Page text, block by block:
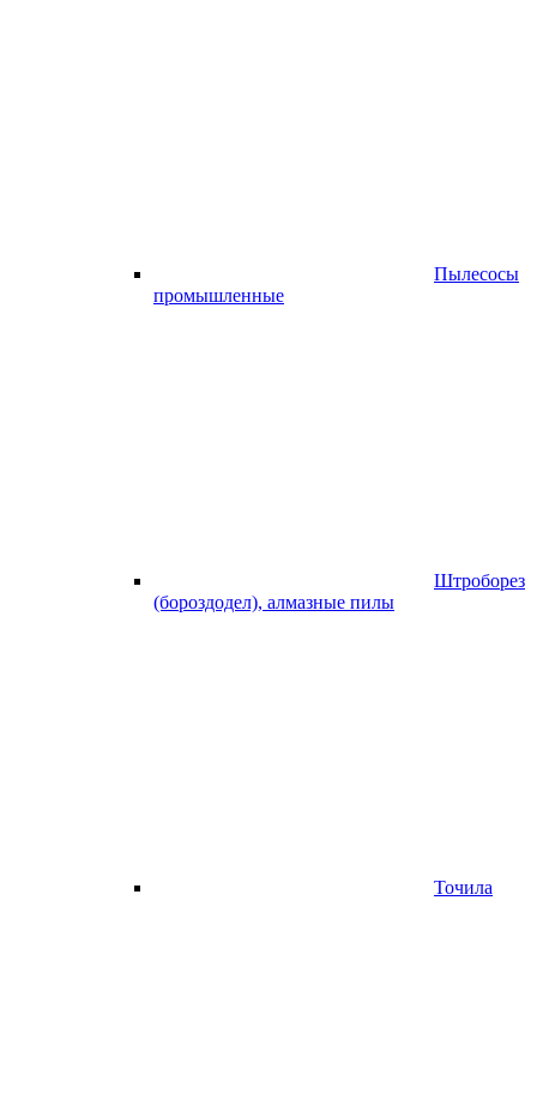
Пылесосы
промышленные
Штроборез
(бороздодел), алмазные пилы
Точила